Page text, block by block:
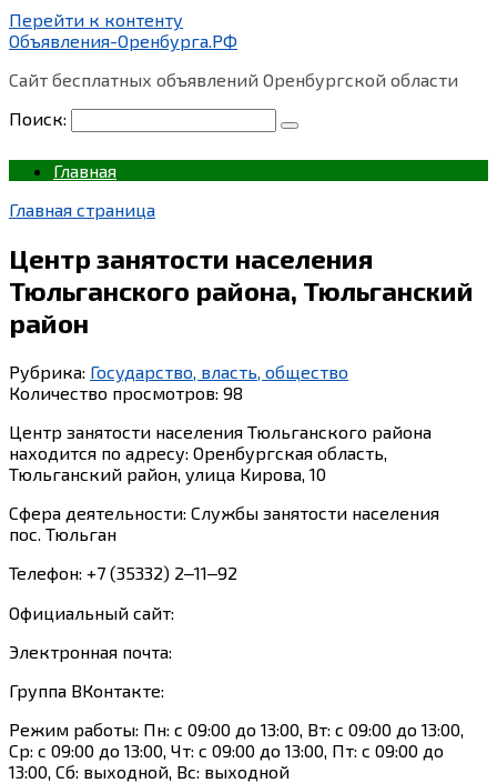
Перейти к контенту
Объявления-Оренбурга.РФ
Сайт бесплатных объявлений Оренбургской области
Поиск:
Главная
Главная страница
Центр занятости населения
Тюльганского района, Тюльганский
район
Рубрика: Государство, власть, общество
Количество просмотров: 98
Центр занятости населения Тюльганского района
находится по адресу: Оренбургская область,
Тюльганский район, улица Кирова, 10
Сфера деятельности: Службы занятости населения
пос. Тюльган
Телефон: +7 (35332) 2‒11‒92
Официальный сайт:
Электронная почта:
Группа ВКонтакте:
Режим работы: Пн: с 09:00 до 13:00, Вт: с 09:00 до 13:00,
Ср: с 09:00 до 13:00, Чт: с 09:00 до 13:00, Пт: с 09:00 до
13:00, Сб: выходной, Вс: выходной